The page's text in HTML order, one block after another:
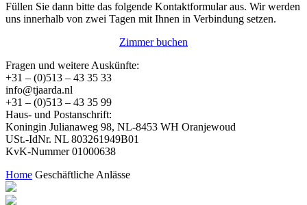
Füllen Sie dann bitte das folgende Kontaktformular aus. Wir werden
uns innerhalb von zwei Tagen mit Ihnen in Verbindung setzen.
Zimmer buchen
Fragen und weitere Auskünfte:
+31 – (0)513 – 43 35 33
info@tjaarda.nl
+31 – (0)513 – 43 35 99
Haus- und Postanschrift:
Koningin Julianaweg 98, NL-8453 WH Oranjewoud
USt.-IdNr. NL 803261949B01
KvK-Nummer 01000638
Home Geschäftliche Anlässe